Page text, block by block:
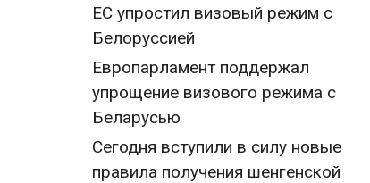
ЕС упростил визовый режим с
Белоруссией
Европарламент поддержал
упрощение визового режима с
Беларусью
Сегодня вступили в силу новые
правила получения шенгенской